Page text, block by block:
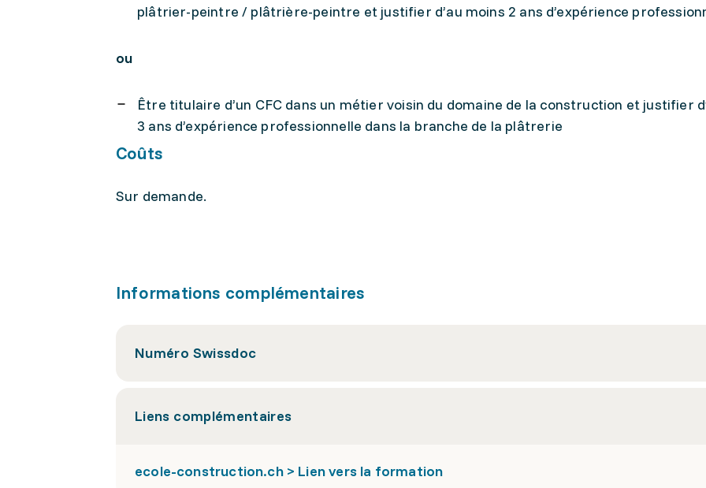
plâtrier-peintre / plâtrière-peintre et justifier d’au moins 2 ans d’expérience
ou
Être titulaire d’un CFC dans un métier voisin du domaine de la construction et justifier
3 ans d’expérience professionnelle dans la branche de la plâtrerie
Coûts
Sur demande.
Informations complémentaires
Numéro Swissdoc
Liens complémentaires
ecole-construction.ch > Lien vers la formation